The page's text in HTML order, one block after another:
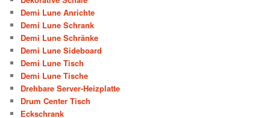
Demi Lune Anrichte
Demi Lune Schrank
Demi Lune Schränke
Demi Lune Sideboard
Demi Lune Tisch
Demi Lune Tische
Drehbare Server-Heizplatte
Drum Center Tisch
Eckschrank